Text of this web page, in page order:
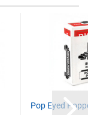
Pop Eyed